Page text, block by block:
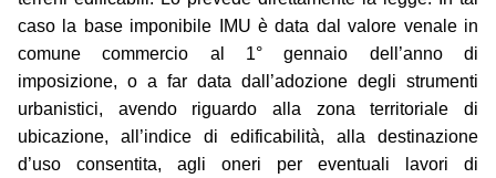
caso la base imponibile IMU è data dal valore venale in
comune commercio al 1° gennaio dell’anno di
imposizione, o a far data dall’adozione degli strumenti
urbanistici, avendo riguardo alla zona territoriale di
ubicazione, all’indice di edificabilità, alla destinazione
d’uso consentita, agli oneri per eventuali lavori di